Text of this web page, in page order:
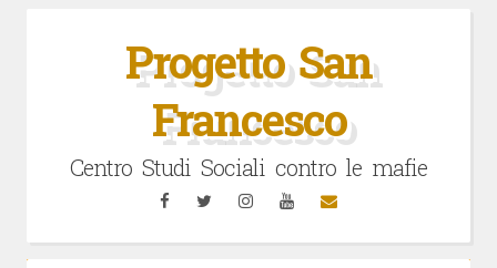
Progetto San
Francesco
Centro Studi Sociali contro le mafie
FacebookTwitterInstagramYouTubeEmail